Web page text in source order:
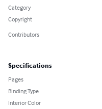
Category
Copyright
Contributors
Specifications
Pages
Binding Type
Interior Color